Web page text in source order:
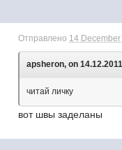
Отправлено 14
apsheron, on
читай личку
вот швы заделаны